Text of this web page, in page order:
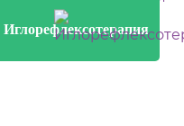
Иглорефлексотерапия